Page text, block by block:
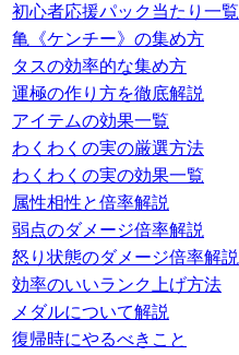
初心者応援パック当たり一覧
亀《ケンチー》の集め方
タスの効率的な集め方
運極の作り方を徹底解説
アイテムの効果一覧
わくわくの実の厳選方法
わくわくの実の効果一覧
属性相性と倍率解説
弱点のダメージ倍率解説
怒り状態のダメージ倍率解説
効率のいいランク上げ方法
メダルについて解説
復帰時にやるべきこと